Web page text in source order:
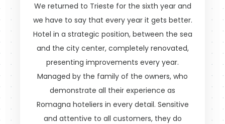
We returned to Trieste for the sixth year and
we have to say that every year it gets better.
Hotel in a strategic position, between the sea
and the city center, completely renovated,
presenting improvements every year.
Managed by the family of the owners, who
demonstrate all their experience as
Romagna hoteliers in every detail. Sensitive
and attentive to all customers, they do